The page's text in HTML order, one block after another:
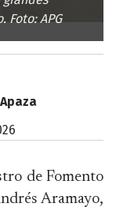
APG
de Fomento
Aramayo,